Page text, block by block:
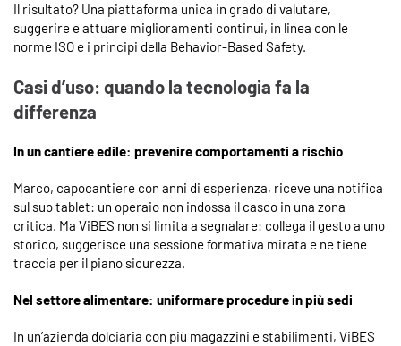
Il risultato? Una piattaforma unica in grado di valutare,
suggerire e attuare miglioramenti continui, in linea con le
norme ISO e i principi della Behavior-Based Safety.
Casi d’uso: quando la tecnologia fa la
differenza
In un cantiere edile: prevenire comportamenti a rischio
Marco, capocantiere con anni di esperienza, riceve una notifica
sul suo tablet: un operaio non indossa il casco in una zona
critica. Ma ViBES non si limita a segnalare: collega il gesto a uno
storico, suggerisce una sessione formativa mirata e ne tiene
traccia per il piano sicurezza.
Nel settore alimentare: uniformare procedure in più sedi
In un’azienda dolciaria con più magazzini e stabilimenti, ViBES